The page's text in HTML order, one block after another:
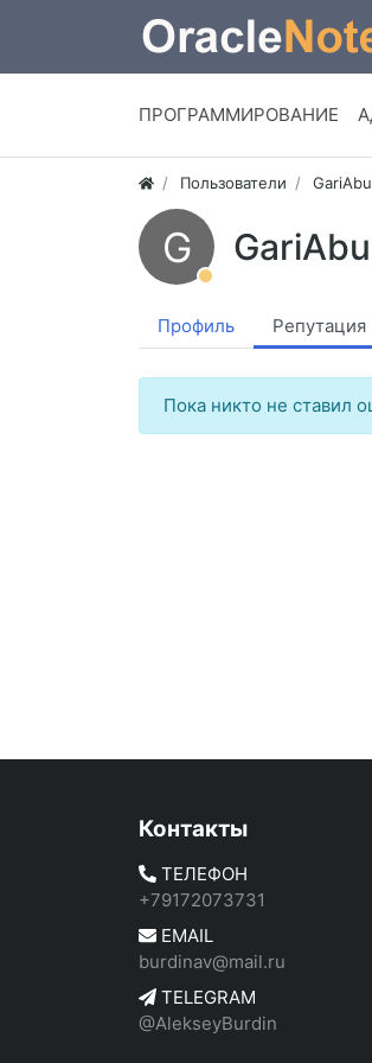
ПРОГРАММИРОВАНИЕ
Пользователи
G
Профиль Репутация
Пока никто не ставил
Контакты
ТЕЛЕФОН
+79172073731
EMAIL
burdinav@mail.ru
TELEGRAM
@AlekseyBurdin